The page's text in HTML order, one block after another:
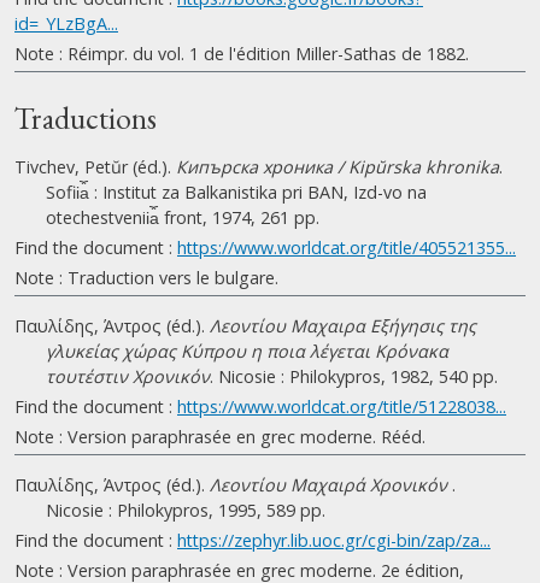
id=_YLzBgA...
Note : Réimpr. du vol. 1 de l'édition Miller-Sathas de 1882.
Traductions
Tivchev, Petŭr (éd.). Кипърска хроника / Kipŭrska khronika.
Sofii︠a︡ : Institut za Balkanistika pri BAN, Izd-vo na
otechestvenii︠a︡ front, 1974, 261 pp.
Find the document : https://www.worldcat.org/title/405521355...
Note : Traduction vers le bulgare.
Παυλίδης, Άντρος (éd.). Λεοντίου Μαχαιρα Εξήγησις της
γλυκείας χώρας Κύπρου η ποια λέγεται Κρόνακα
τουτέστιν Χρονικόν. Nicosie : Philokypros, 1982, 540 pp.
Find the document : https://www.worldcat.org/title/51228038...
Note : Version paraphrasée en grec moderne. Rééd.
Παυλίδης, Άντρος (éd.). Λεοντίου Μαχαιρά Χρονικόν .
Nicosie : Philokypros, 1995, 589 pp.
Find the document : https://zephyr.lib.uoc.gr/cgi-bin/zap/za...
Note : Version paraphrasée en grec moderne. 2e édition,